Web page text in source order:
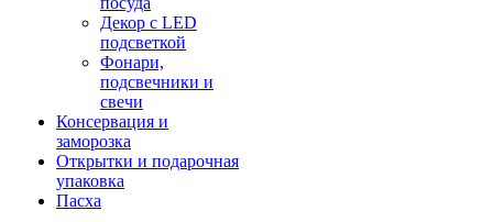
Декор с LED
подсветкой
Фонари,
подсвечники и
свечи
Консервация и
заморозка
Открытки и подарочная
упаковка
Пасха